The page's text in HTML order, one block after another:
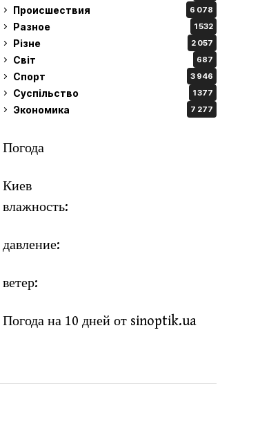
Происшествия 6 078
Разное 1 532
Різне 2 057
Світ 687
Спорт 3 946
Суспільство 1 377
Экономика 7 277
Погода
Киев
влажность:
давление:
ветер:
Погода на 10 дней от sinoptik.ua